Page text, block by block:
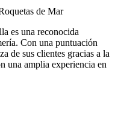
de Mar
es una reconocida
Con una puntuación
de sus clientes gracias a la
una amplia experiencia en